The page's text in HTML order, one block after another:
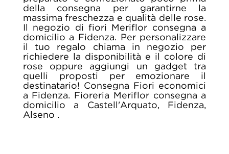
della consegna per garantirne la
massima freschezza e qualità delle rose.
Il negozio di fiori Meriflor consegna a
domicilio a Fidenza. Per personalizzare
il tuo regalo chiama in negozio per
richiedere la disponibilità e il colore di
rose oppure aggiungi un gadget tra
quelli proposti per emozionare il
destinatario! Consegna Fiori economici
a Fidenza. Fioreria Meriflor consegna a
domicilio a Castell'Arquato, Fidenza,
Alseno .